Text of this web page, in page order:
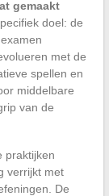
gemaakt
doel: de
met de
spellen en
middelbare
van de
praktijken
verrijkt met
De